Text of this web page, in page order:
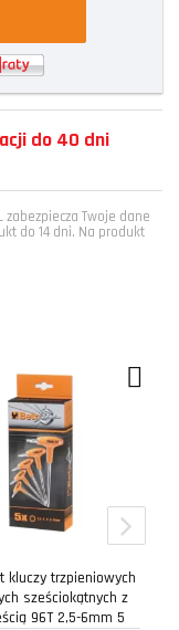
do 40 dni
zabezpiecza Twoje dane
do 14 dni. Na produkt
kluczy trzpieniowych
sześciokątnych z
96T 2,5-6mm 5